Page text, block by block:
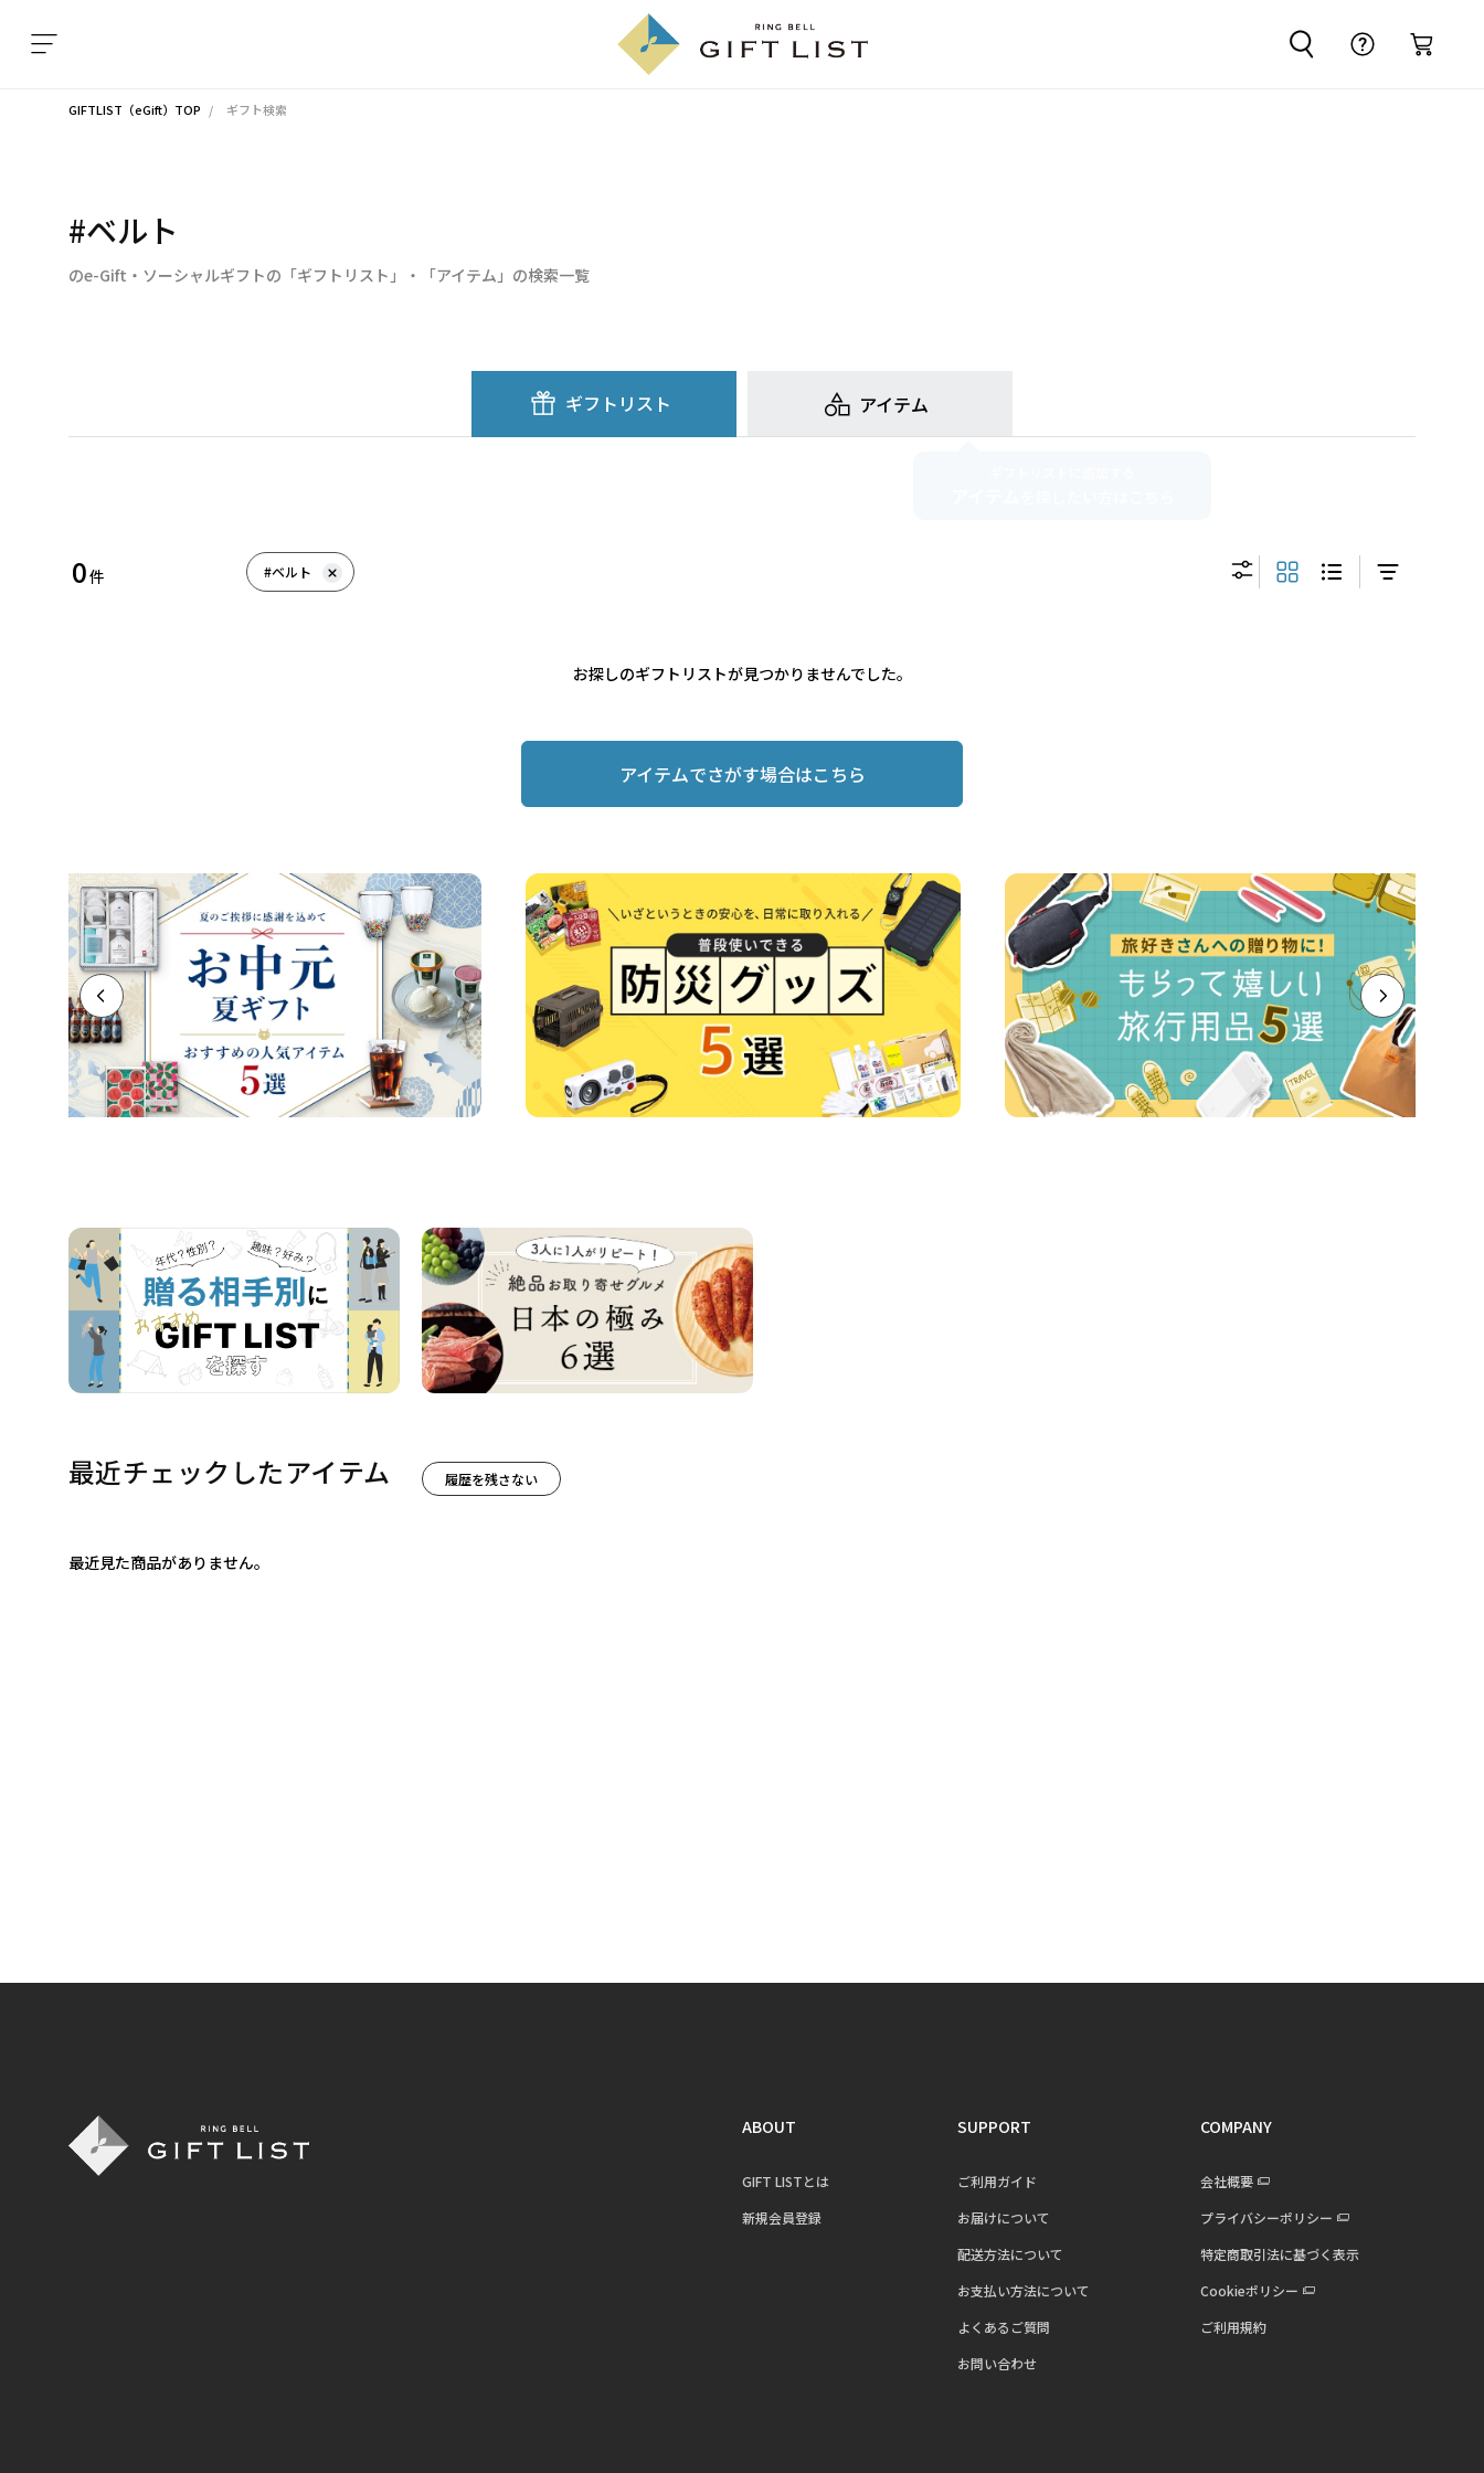
GIFTLIST（eGift）TOP ギフト検索
#ベルト
のe-Gift・ソーシャルギフトの「ギフトリスト」・「アイテム」の検索一覧
ギフトリスト アイテム
#ベルト
0件
お探しのギフトリストが見つかりませんでした。
アイテムでさがす場合はこちら
Next
最近チェックしたアイテム
最近見た商品がありません。
履歴を残さない
ABOUT
GIFT LISTとは
新規会員登録
SUPPORT
ご利用ガイド
お届けについて
配送方法について
お支払い方法について
よくあるご質問
お問い合わせ
COMPANY
会社概要
プライバシーポリシー
特定商取引法に基づく表示
Cookieポリシー
ご利用規約